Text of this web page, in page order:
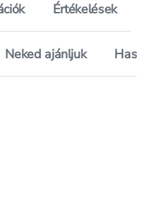
Értékelések
Neked ajánljuk